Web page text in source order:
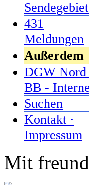
431
Meldungen
Außerdem
DGW Nord
BB -
Suchen
Kontakt ·
Impressum
Mit